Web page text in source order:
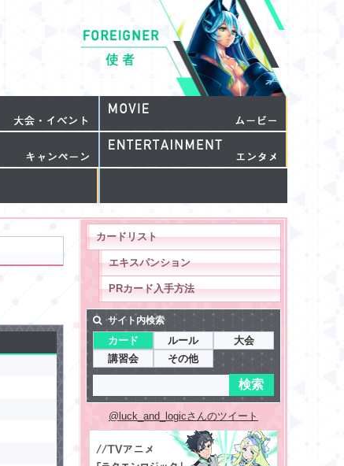
カードリスト
エキスパンション
PRカード入手方法
サイト内検索
カード ルール
大会
講習会
その他
@luck_and_logicさんのツイート